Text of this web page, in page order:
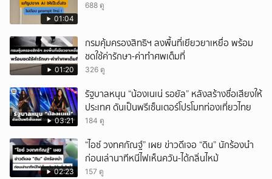
01:04
688 ดู
01:20
กรมคุ้มครองสิทธิฯ ลงพื้นที่เยียวยาเหยื่อ พร้อม
ชดใช้ค่ารักษา-ค่าทำศพเต็มที่
326 ดู
03:21
รัฐบาลหนุน “น้องเนเน่ รอยัล” หลังสร้างชื่อเสียงให้
ประเทศ ดันเป็นพรีเซ็นเตอร์โปรโมทท่องเที่ยวไทย
184 ดู
02:23
“ไอซ์ วงทศกัณฐ์” เผย ข่าวดีเจอ “ดิน” นักร้องนำ
ก่อนเล่านาทีหนีไฟเห็นควัน-ได้กลิ่นไหม้
157 ดู